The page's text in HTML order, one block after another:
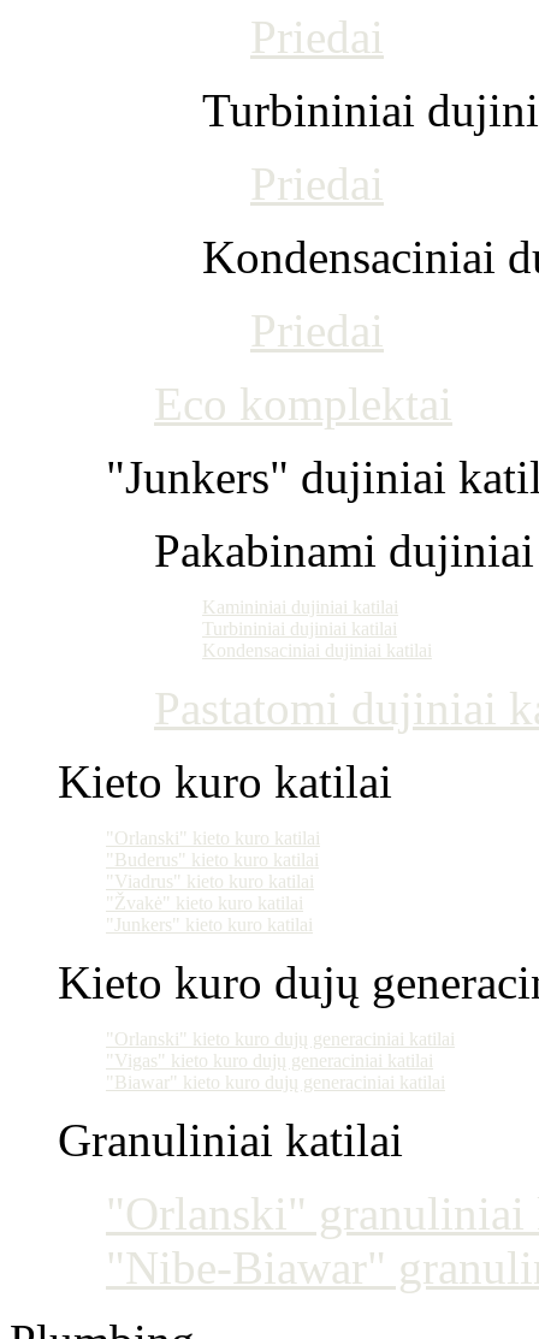
Priedai
Turbininiai
Priedai
Kondensaciniai
Priedai
Eco komplektai
"Junkers" dujiniai
Pakabinami
Kamininiai dujiniai katilai
Turbininiai dujiniai katilai
Kondensaciniai dujiniai katilai
Pastatomi dujiniai
Kieto kuro katilai
"Orlanski" kieto kuro katilai
"Buderus" kieto kuro katilai
"Viadrus" kieto kuro katilai
"Žvakė" kieto kuro katilai
"Junkers" kieto kuro katilai
Kieto kuro dujų
"Orlanski" kieto kuro dujų generaciniai katilai
"Vigas" kieto kuro dujų generaciniai katilai
"Biawar" kieto kuro dujų generaciniai katilai
Granuliniai katilai
"Orlanski" granuliniai
"Nibe-Biawar"